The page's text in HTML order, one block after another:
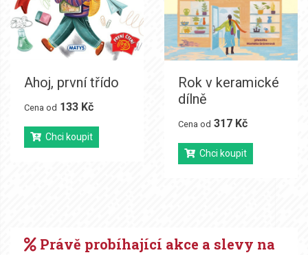
Ahoj, první třído
Cena od 133 Kč
Chci koupit
Rok v keramické
dílně
Cena od 317 Kč
Chci koupit
Právě probíhající akce a slevy na